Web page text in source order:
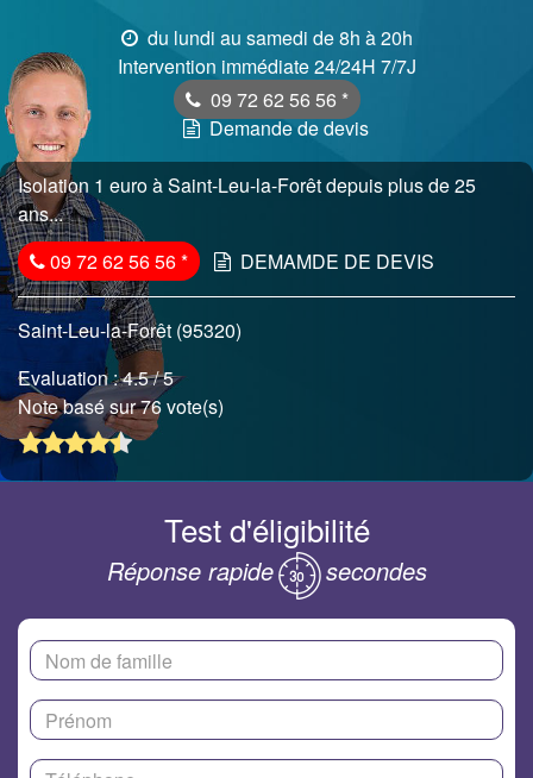
du lundi au samedi de 8h à 20h
Intervention immédiate 24/24H 7/7J
09 72 62 56 56 *
Demande de devis
Isolation 1 euro à Saint-Leu-la-Forêt depuis plus de 25
ans...
09 72 62 56 56* DEMAMDE DE DEVIS
Saint-Leu-la-Forêt (95320)
Evaluation :4.5/ 5
Note basé sur 76 vote(s)
Test d'éligibilité
Réponse rapide secondes